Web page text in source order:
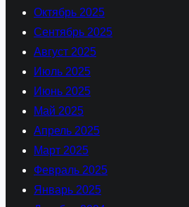
Октябрь 2025
Сентябрь 2025
Август 2025
Июль 2025
Июнь 2025
Май 2025
Апрель 2025
Март 2025
Февраль 2025
Январь 2025